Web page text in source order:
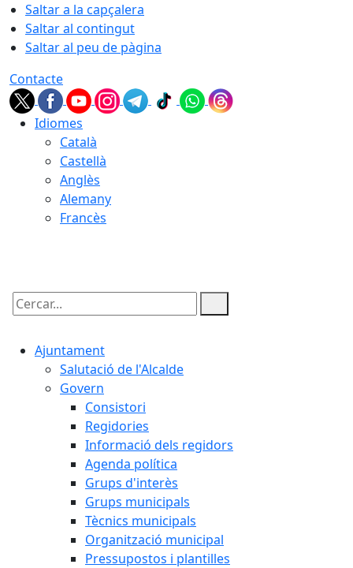
Saltar a la capçalera
Saltar al contingut
Saltar al peu de pàgina
Contacte
Idiomes
Català
Castellà
Anglès
Alemany
Francès
Cercar:
Ajuntament
Salutació de l'Alcalde
Govern
Consistori
Regidories
Informació dels regidors
Agenda política
Grups d'interès
Grups municipals
Tècnics municipals
Organització municipal
Pressupostos i plantilles